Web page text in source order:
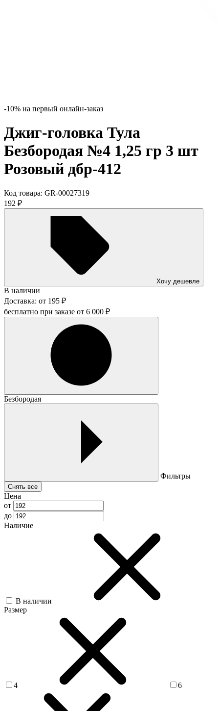
-10% на первый онлайн-заказ
Джиг-головка Тула
Безбородая №4 1,25 гр 3 шт
Розовый дбр-412
Код товара: GR-00027319
192 ₽
Хочу дешевле
В наличии
Доставка: от 195 ₽
бесплатно при заказе от 6 000 ₽
Безбородая
Фильтры
Снять все
Цена
от
до
Наличие
В наличии
Размер
4 6